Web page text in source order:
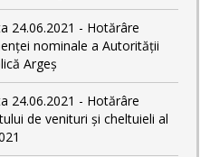
24.06.2021 - Hotărâre
nominale a Autorității
Argeș
24.06.2021 - Hotărâre
de venituri și cheltuieli al